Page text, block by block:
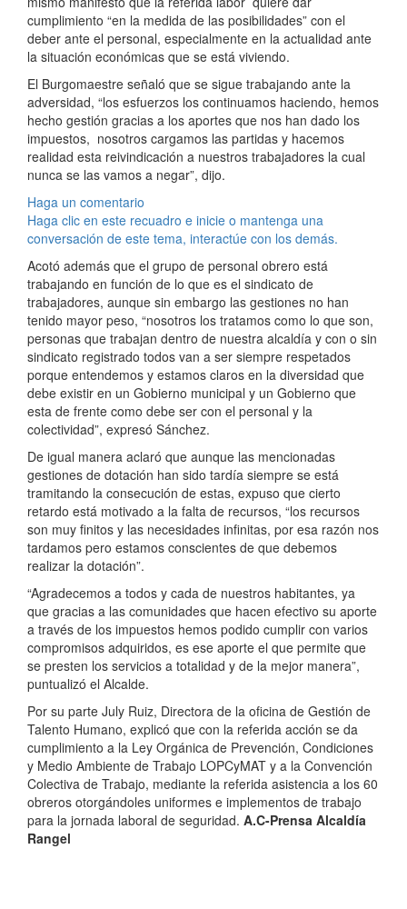
cumplimiento “en la medida de las posibilidades” con el
deber ante el personal, especialmente en la actualidad ante
la situación económicas que se está viviendo.
El Burgomaestre señaló que se sigue trabajando ante la
adversidad, “los esfuerzos los continuamos haciendo, hemos
hecho gestión gracias a los aportes que nos han dado los
impuestos, nosotros cargamos las partidas y hacemos
realidad esta reivindicación a nuestros trabajadores la cual
nunca se las vamos a negar”, dijo.
Haga un comentario
Haga clic en este recuadro e inicie o mantenga una
conversación de este tema, interactúe con los demás.
Acotó además que el grupo de personal obrero está
trabajando en función de lo que es el sindicato de
trabajadores, aunque sin embargo las gestiones no han
tenido mayor peso, “nosotros los tratamos como lo que son,
personas que trabajan dentro de nuestra alcaldía y con o sin
sindicato registrado todos van a ser siempre respetados
porque entendemos y estamos claros en la diversidad que
debe existir en un Gobierno municipal y un Gobierno que
esta de frente como debe ser con el personal y la
colectividad”, expresó Sánchez.
De igual manera aclaró que aunque las mencionadas
gestiones de dotación han sido tardía siempre se está
tramitando la consecución de estas, expuso que cierto
retardo está motivado a la falta de recursos, “los recursos
son muy finitos y las necesidades infinitas, por esa razón nos
tardamos pero estamos conscientes de que debemos
realizar la dotación”.
“Agradecemos a todos y cada de nuestros habitantes, ya
que gracias a las comunidades que hacen efectivo su aporte
a través de los impuestos hemos podido cumplir con varios
compromisos adquiridos, es ese aporte el que permite que
se presten los servicios a totalidad y de la mejor manera”,
puntualizó el Alcalde.
Por su parte July Ruiz, Directora de la oficina de Gestión de
Talento Humano, explicó que con la referida acción se da
cumplimiento a la Ley Orgánica de Prevención, Condiciones
y Medio Ambiente de Trabajo LOPCyMAT y a la Convención
Colectiva de Trabajo, mediante la referida asistencia a los 60
obreros otorgándoles uniformes e implementos de trabajo
para la jornada laboral de seguridad. A.C-Prensa Alcaldía
Rangel